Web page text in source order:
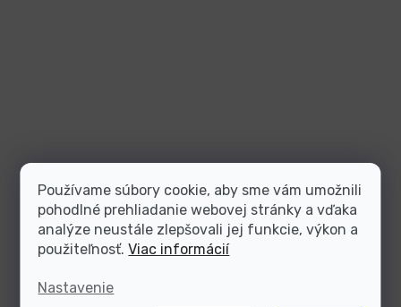
Používame súbory cookie, aby sme vám umožnili
pohodlné prehliadanie webovej stránky a vďaka
analýze neustále zlepšovali jej funkcie, výkon a
použiteľnosť.Viac informácií
Nastavenie